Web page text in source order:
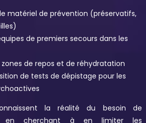
matériel de prévention (préservatifs,
de premiers secours dans les
zones de repos et de réhydratation
de tests de dépistage pour les
la réalité du besoin de
en cherchant à en limiter les